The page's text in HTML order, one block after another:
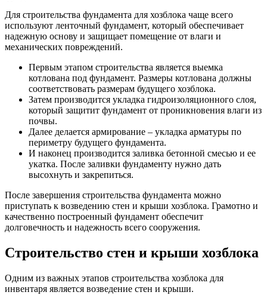
Для строительства фундамента для хозблока чаще всего
используют ленточный фундамент, который обеспечивает
надежную основу и защищает помещение от влаги и
механических повреждений.
Первым этапом строительства является выемка
котлована под фундамент. Размеры котлована должны
соответствовать размерам будущего хозблока.
Затем производится укладка гидроизоляционного слоя,
который защитит фундамент от проникновения влаги из
почвы.
Далее делается армирование – укладка арматуры по
периметру будущего фундамента.
И наконец производится заливка бетонной смесью и ее
укатка. После заливки фундаменту нужно дать
высохнуть и закрепиться.
После завершения строительства фундамента можно
приступать к возведению стен и крыши хозблока. Грамотно и
качественно построенный фундамент обеспечит
долговечность и надежность всего сооружения.
Строительство стен и крыши хозблока
Одним из важных этапов строительства хозблока для
инвентаря является возведение стен и крыши.